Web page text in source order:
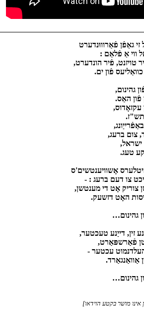
גאַפֿן פֿאַרוווּנדערט
ווי אַ פֿלאַם :
טויזנט, פֿיר הונדערט,
פֿון ים.
גהינום,
פֿון האַס.
עקזאָדוס,
תש"ז.
צום ברעג,
ישראל,
טעג.
אָשוויענטשים'ס
צו דעם ברעג : -
צוריק אָט די מענטשן,
האָט דזשעק.
גהינום…
זין, דייַנע טעכטער,
פֿאַרשפּאַרט,
העלדנמוט עכטער -
אַוואַנגאַרד.
גהינום…
מושר בקטע הוידאו]